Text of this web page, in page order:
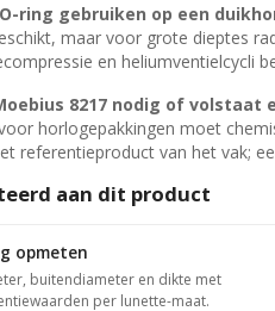
ring gebruiken op een
maar voor grote dieptes
en heliumventielcycli
8217 nodig of volstaat
horlogepakkingen moet
referentieproduct van het vak;
aan dit product
opmeten
buitendiameter en dikte met
per lunette-maat.